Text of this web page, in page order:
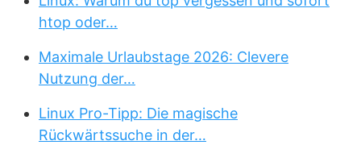
htop oder…
Maximale Urlaubstage 2026: Clevere
Nutzung der…
Linux Pro-Tipp: Die magische
Rückwärtssuche in der…